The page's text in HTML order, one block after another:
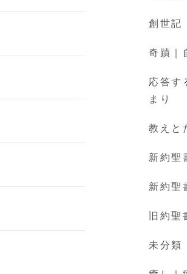
創世記
奇蹟｜
応答す
まり
教えと
新約聖
新約聖
旧約聖
未分類